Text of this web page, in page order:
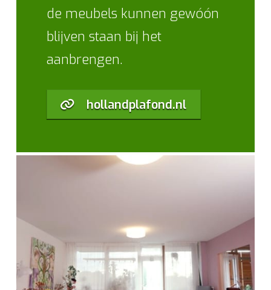
de meubels kunnen gewóón
blijven staan bij het
aanbrengen.
hollandplafond.nl